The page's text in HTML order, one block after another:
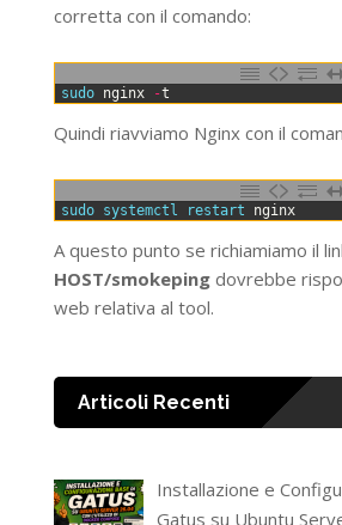
corretta con il comando:
sudo nginx -t
Quindi riavviamo Nginx con il
sudo systemctl restart nginx
A questo punto se richiamiamo il
HOST/smokepingdovrebbe
web relativa al tool.
Articoli Recenti
Installazione e
Gatus su Ubuntu